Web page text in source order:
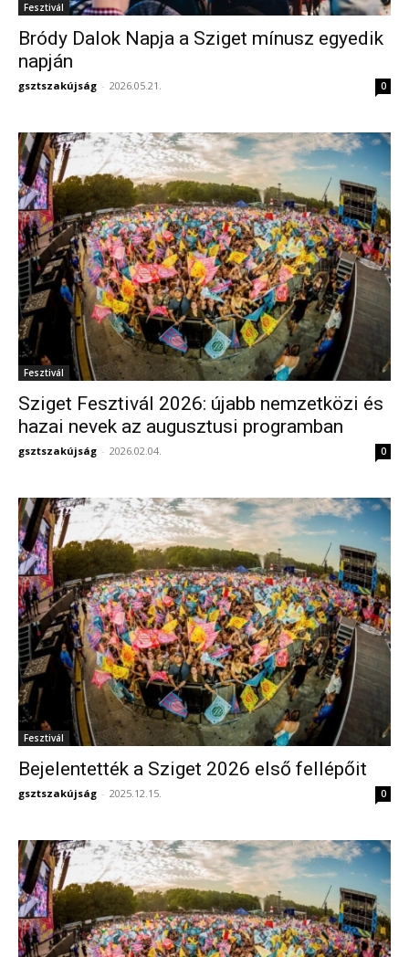
Fesztivál
Bródy Dalok Napja a Sziget mínusz egyedik
napján
gsztszakújság - 2026.05.21. 0
Fesztivál
Sziget Fesztivál 2026: újabb nemzetközi és
hazai nevek az augusztusi programban
gsztszakújság - 2026.02.04. 0
Fesztivál
Bejelentették a Sziget 2026 első fellépőit
gsztszakújság - 2025.12.15. 0